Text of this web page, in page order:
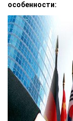
особенности: